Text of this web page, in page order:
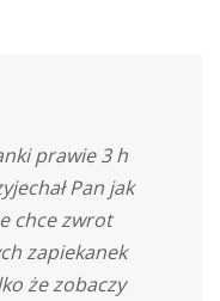
prawie 3 h
Pan jak
chce zwrot
zapiekanek
że zobaczy